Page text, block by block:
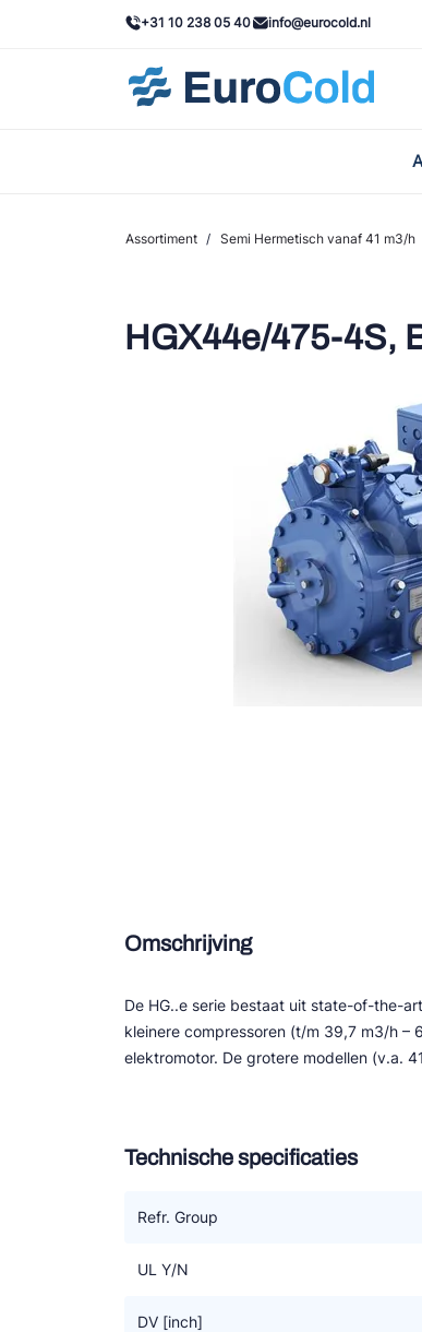
+31 10 238 05 40 info@eurocold.nl
Assortiment / Semi Hermetisch vanaf 41 m3/h
HGX44e/475-4S,
Omschrijving
De HG..e serie bestaat uit state-of-the-
kleinere compressoren (t/m 39,7 m3/h
elektromotor. De grotere modellen (v.a.
- Efficiency en betrouwbaarheid van het
- Een oliepomp, derhalve zeer geschikt
Geschikt voor conventionele – of
Technische specificaties
Refr. Group
UL Y/N
DV [inch]